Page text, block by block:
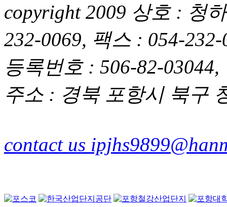
copyright 2009 상호 : 청
232-0069, 팩스 : 054-
등록번호 : 506-82-03044,
주소 : 경북 포항시 북구
contact us